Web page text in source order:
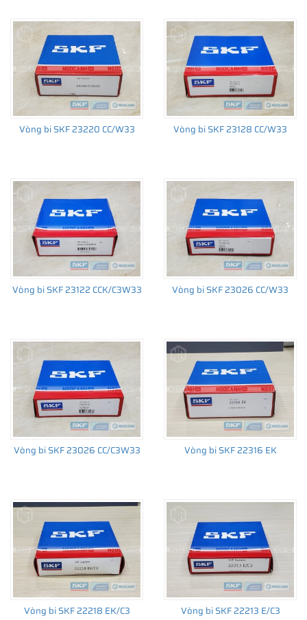
Vòng bi SKF 23220 CC/W33 Vòng bi SKF 23128 CC/W33
Vòng bi SKF 23122 CCK/C3W33 Vòng bi SKF 23026 CC/W33
Vòng bi SKF 23026 CC/C3W33 Vòng bi SKF 22316 EK
Vòng bi SKF 22218 EK/C3 Vòng bi SKF 22213 E/C3